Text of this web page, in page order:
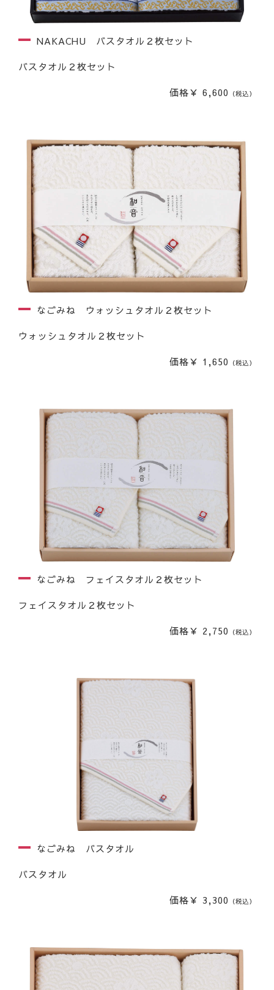
NAKACHU バスタオル２枚セット
バスタオル２枚セット
価格￥ 6,600 （税込）
なごみね ウォッシュタオル２枚セット
ウォッシュタオル２枚セット
価格￥ 1,650 （税込）
なごみね フェイスタオル２枚セット
フェイスタオル２枚セット
価格￥ 2,750 （税込）
なごみね バスタオル
バスタオル
価格￥ 3,300 （税込）